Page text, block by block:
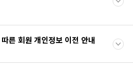
른 회원 개인정보 이전 안내